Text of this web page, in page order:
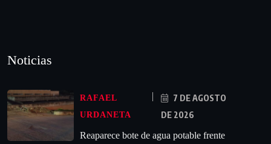
Noticias
RAFAEL
URDANETA
7 DE AGOSTO
DE 2026
Reaparece bote de agua potable frente